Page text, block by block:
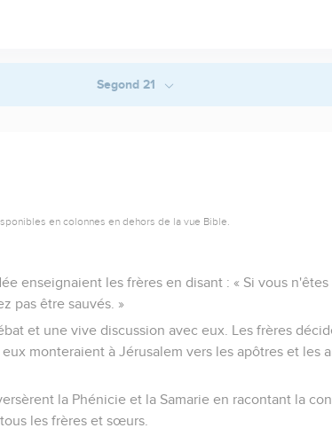
Segond 21
en colonnes en dehors de la vue Bible.
enseignaient les frères en disant : « Si vous
pas être sauvés. »
et une vive discussion avec eux. Les frères
eux monteraient à Jérusalem vers les apôtres et les
la Phénicie et la Samarie en racontant la
les frères et sœurs.